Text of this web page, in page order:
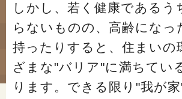
#くらしすとEYE(年金)
#ねんきんAtoZ
#年金のこんなとき
#年金講座
しかし、若く健康であるう
らないものの、高齢になっ
持ったりすると、住まいの
ざまな"バリア"に満ちてい
ります。できる限り"我が